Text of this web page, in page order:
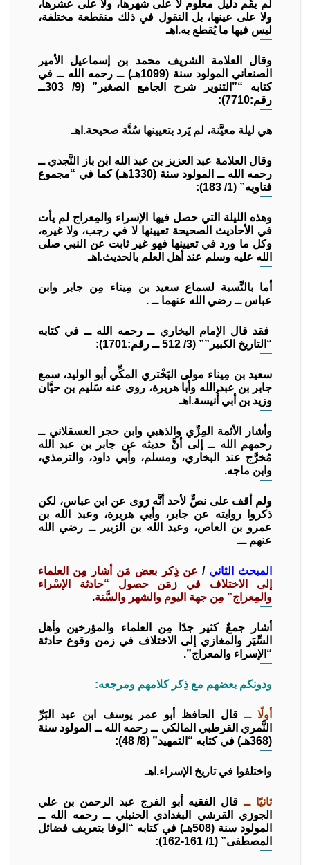
لم يقُم دليل معلوم لا على شهرها، ولا على عشرها،
ولا على عينها، بل النقول في ذلك منقطعة مختلفة،
ليس فيها ما يُقطع به.اهـ
وقال العلامة الشريف محمد بن إسماعيل الأمير
الصنعاني المولود سنة (1099هـ) ــ رحمه الله ــ في
كتابه “”التنوير شرح الجامع الصغير” (9/ 303ــ
رقم:7710):
هي ليلة معيَّنة، لم يَرد بتعيينها سُنَّة صحيحة.اهـ
وقال العلامة عبد العزيز بن عبد الله ابن باز النَّجدي ــ
رحمه الله ــ المولود سنة (1330هـ) كما في “مجموع
فتاويه” (1/ 183):
وهذه الليلة التي حصل فيها الإسراء والمِعراج لم يأت
في الأحاديث الصحيحة تعيينها لا في رجب، ولا غيره،
وكل ما ورد في تعيينها فهو غير ثابت عن النبي صلى
الله عليه وسلم عند أهل العلم بالحديث.اهـ
أما بالنِّسبة لسماع سعيد بن مِيناء مِن جابر وابن
عباس ــ رضي الله عنهما ــ .
فقد قال الإمام البخاري ــ رحمه الله ــ في كتابه
“التاريخ الكبير”” (3/ 512 ــ رقم:1701):
سعيد بن مِيناء مولى البَخْتري المكِّي أبو الوليد، سمع
جابر بن عبد الله وأبا هريرة، روى عنه سَليم بن حيَّان
وزيد بن أبي أُنيسة.اهـ
وأشار الأئمة المِزِّي والذهبي وابن حجر العسقلاني ــ
رحمهم الله ــ إلى أنَّ حديثه عن جابر بن عبد الله
مُخرَّج عند البخاري، ومسلم، وأبي داود، والترمذي،
وابن ماجه.
ولم أقف على نصٍّ لأحد أنَّه رَوى عن ابن عباس، لكن
ذكروا روايته عن جابر، وأبي هريرة، وعبد الله بن
عمرو بن العاص، وعبد الله بن الزبير ــ رضي الله
عنهم ــ.
المبحث الثاني / عن ذِكر بعض مَن أشار مِن العلماء
إلى الاختلاف في زمَن حصول “حادثة الإسْراء
والمِعراج” مِن جهة اليوم والشهر والسَّنة.
أشار جمعٌ كثير جدًا مِن العلماء والمؤرخين وأهل
السِّيَر والمغازي إلى الاختلاف في زمن وقوع حادثة
“الإسراء والمعراج”.
ودونكم بعضهم مع ذِكر كلامهم ومرجعه:
أولًا ــقال الحافظ أبو عمر يوسف ابن عبد البَرِّ
النَّمري القرطبي المالكي ــ رحمه الله ــ المولود سنة
(368هـ) في كتابه “التمهيد” (8/ 48):
واختلفوا في تاريخ الإسراء.اهـ
ثانيًا ــقال الفقيه أبو الفرج عبد الرحمن بن علي
الجوزي القرشي البغدادي الحنبلي ــ رحمه الله ــ
المولود سنة (508هـ) في كتابه “الوفا بتعريف فضائل
المصطفى” (1/ 161-162):